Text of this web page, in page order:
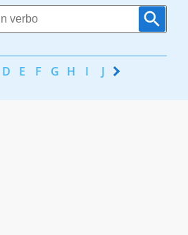
D E F G H I J K